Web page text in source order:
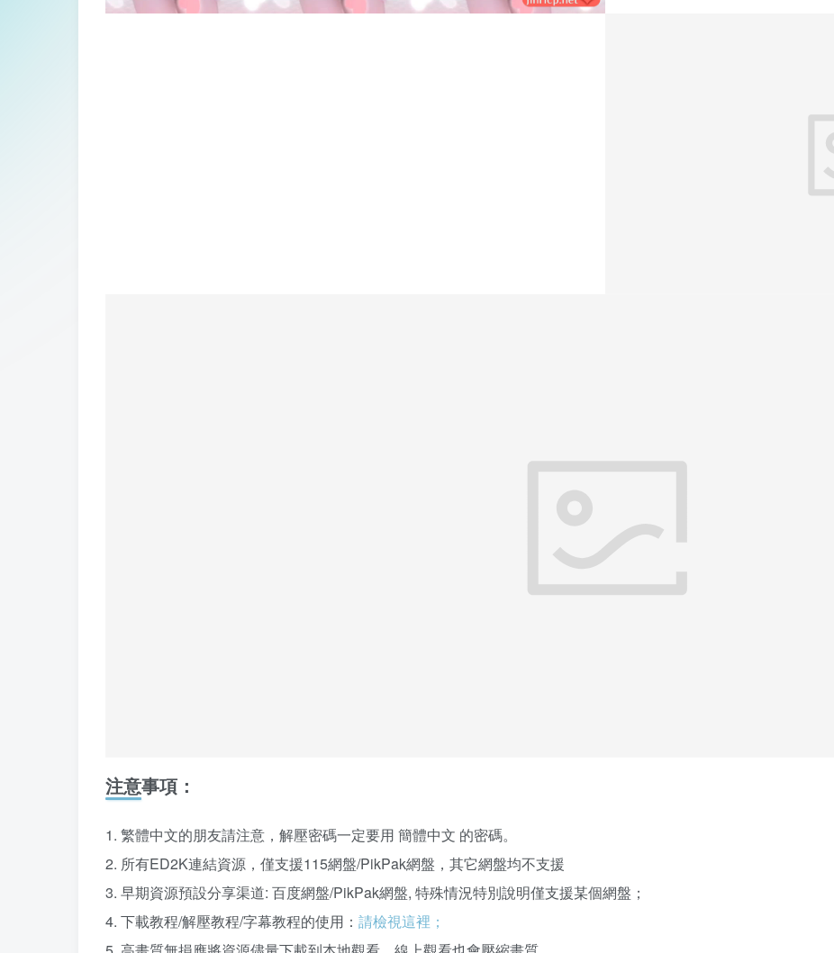
注意事項：
1. 繁體中文的朋友請注意，解壓密碼一定要用 簡體中文 的密碼。
2. 所有ED2K連結資源，僅支援115網盤/PikPak網盤，其它網盤均不支援
3. 早期資源預設分享渠道: 百度網盤/PikPak網盤, 特殊情況特別說明僅支援某個網盤；
4. 下載教程/解壓教程/字幕教程的使用： 請檢視這裡；